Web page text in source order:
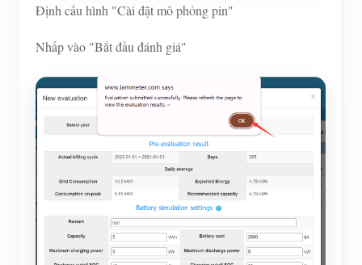
Định cấu hình "Cài đặt mô phỏng pin"
Nhấp vào "Bắt đầu đánh giá"